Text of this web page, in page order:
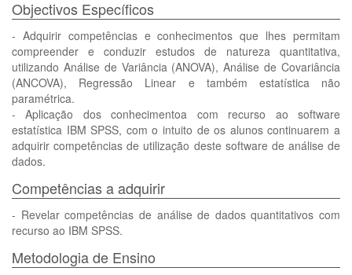
Objectivos Específicos
- Adquirir competências e conhecimentos que lhes permitam
compreender e conduzir estudos de natureza quantitativa,
utilizando Análise de Variância (ANOVA), Análise de Covariância
(ANCOVA), Regressão Linear e também estatística não
paramétrica.
- Aplicação dos conhecimentoa com recurso ao software
estatística IBM SPSS, com o intuito de os alunos continuarem a
adquirir competências de utilização deste software de análise de
dados.
Competências a adquirir
- Revelar competências de análise de dados quantitativos com
recurso ao IBM SPSS.
Metodologia de Ensino